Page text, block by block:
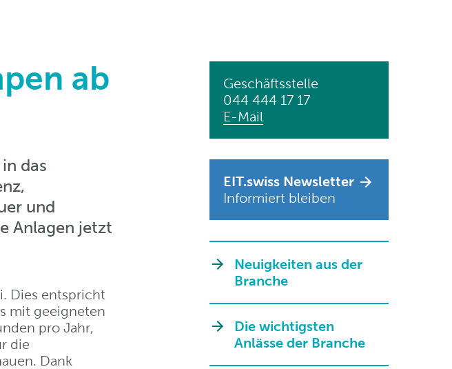
ab
das
und
Anlagen jetzt
Dies entspricht
mit geeigneten
pro Jahr,
die
Dank
Geschäftsstelle
044 444 17 17
E-Mail
EIT.swiss Newsletter
Informiert bleiben
Neuigkeiten aus der
Branche
Die wichtigsten
Anlässe der Branche